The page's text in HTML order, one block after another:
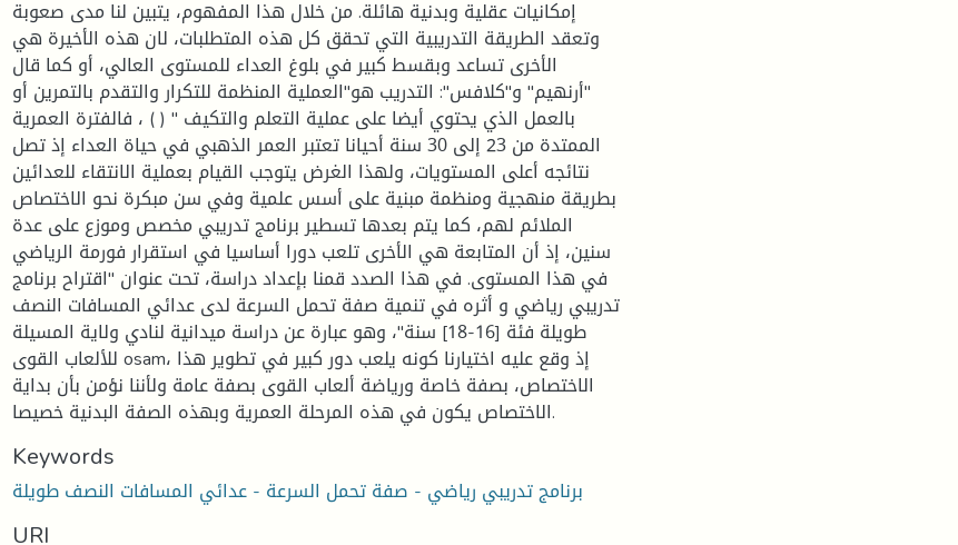
إمكانيات عقلية وبدنية هائلة. من خلال هذا المفهوم، يتبين لنا مدى صعوبة
وتعقد الطريقة التدريبية التي تحقق كل هذه المتطلبات، لان هذه الأخيرة هي
الأخرى تساعد وبقسط كبير في بلوغ العداء للمستوى العالي، أو كما قال
"أرنهيم" و"كلافس": التدريب هو"العملية المنظمة للتكرار والتقدم بالتمرين أو
بالعمل الذي يحتوي أيضا على عملية التعلم والتكيف " ( ) ، فالفترة العمرية
الممتدة من 23 إلى 30 سنة أحيانا تعتبر العمر الذهبي في حياة العداء إذ تصل
نتائجه أعلى المستويات، ولهذا الغرض يتوجب القيام بعملية الانتقاء للعدائين
بطريقة منهجية ومنظمة مبنية على أسس علمية وفي سن مبكرة نحو الاختصاص
الملائم لهم، كما يتم بعدها تسطير برنامج تدريبي مخصص وموزع على عدة
سنين، إذ أن المتابعة هي الأخرى تلعب دورا أساسيا في استقرار فورمة الرياضي
في هذا المستوى. في هذا الصدد قمنا بإعداد دراسة، تحت عنوان "اقتراح برنامج
تدريبي رياضي و أثره في تنمية صفة تحمل السرعة لدى عدائي المسافات النصف
طويلة فئة [16-18] سنة"، وهو عبارة عن دراسة ميدانية لنادي ولاية المسيلة
للألعاب القوى osam، إذ وقع عليه اختيارنا كونه يلعب دور كبير في تطوير هذا
الاختصاص، بصفة خاصة ورياضة ألعاب القوى بصفة عامة ولأننا نؤمن بأن بداية
الاختصاص يكون في هذه المرحلة العمرية وبهذه الصفة البدنية خصيصا.
Keywords
برنامج تدريبي رياضي - صفة تحمل السرعة - عدائي المسافات النصف طويلة
URI